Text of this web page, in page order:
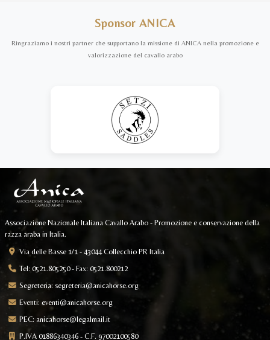
Sponsor ANICA
Ringraziamo i nostri partner che supportano la missione di ANICA nella promozione e
valorizzazione del cavallo arabo
Associazione Nazionale Italiana Cavallo Arabo - Promozione e conservazione della
razza araba in Italia.
Via delle Basse 1/1 - 43044 Collecchio PR Italia
Tel: 0521.805250 - Fax: 0521.800212
Segreteria: segreteria@anicahorse.org
Eventi: eventi@anicahorse.org
PEC: anicahorse@legalmail.it
P.IVA 01886340346 - C.F. 97002100580